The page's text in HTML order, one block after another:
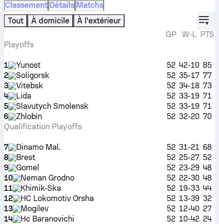
Classement Détails Matchs
Tout
À domicile À l'extérieur
GP W-L PTS
Playoffs
1 Yunost 52 42-10 85
2
Soligorsk 52 35-17 77
3
Vitebsk 52 34-18 73
4
Lida 52 33-19 71
5
Slavutych Smolensk 52 33-19 71
6
Zhlobin 52 32-20 70
Qualification Playoffs
7 Dinamo Mal. 52 31-21 68
8
Brest 52 25-27 52
9
Gomel 52 23-29 48
10
Neman Grodno 52 22-30 48
11
Khimik-Ska 52 19-33 44
12
HC Lokomotiv Orsha 52 13-39 32
13
Mogilev 52 12-40 27
14
Hc Baranovichi 52 10-42 24